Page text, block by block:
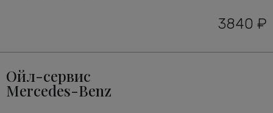
3840 ₽
Ойл-сервис
Mercedes-Benz